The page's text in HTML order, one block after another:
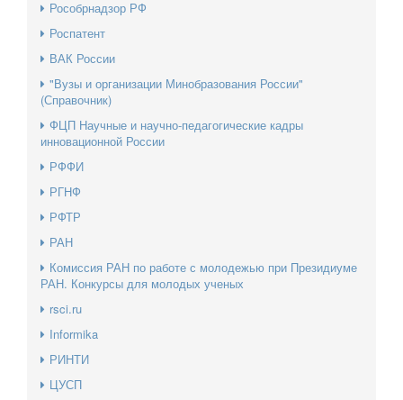
Рособрнадзор РФ
Роспатент
ВАК России
"Вузы и организации Минобразования России"
(Справочник)
ФЦП Научные и научно-педагогические кадры
инновационной России
РФФИ
РГНФ
РФТР
РАН
Комиссия РАН по работе с молодежью при Президиуме
РАН. Конкурсы для молодых ученых
rsci.ru
Informika
РИНТИ
ЦУСП